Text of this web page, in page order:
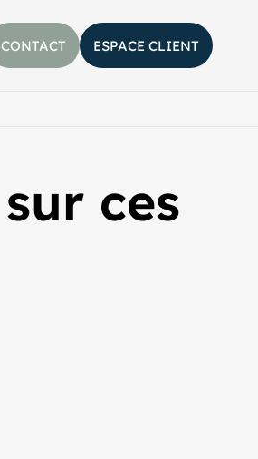
la barre de recherche
CONTACT ESPACE CLIENT
ces